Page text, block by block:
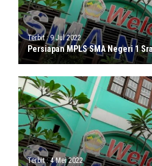
Terbit : 9 Jul 2022
Persiapan MPLS SMA Negeri 1
Terbit : 4 Mei 2022